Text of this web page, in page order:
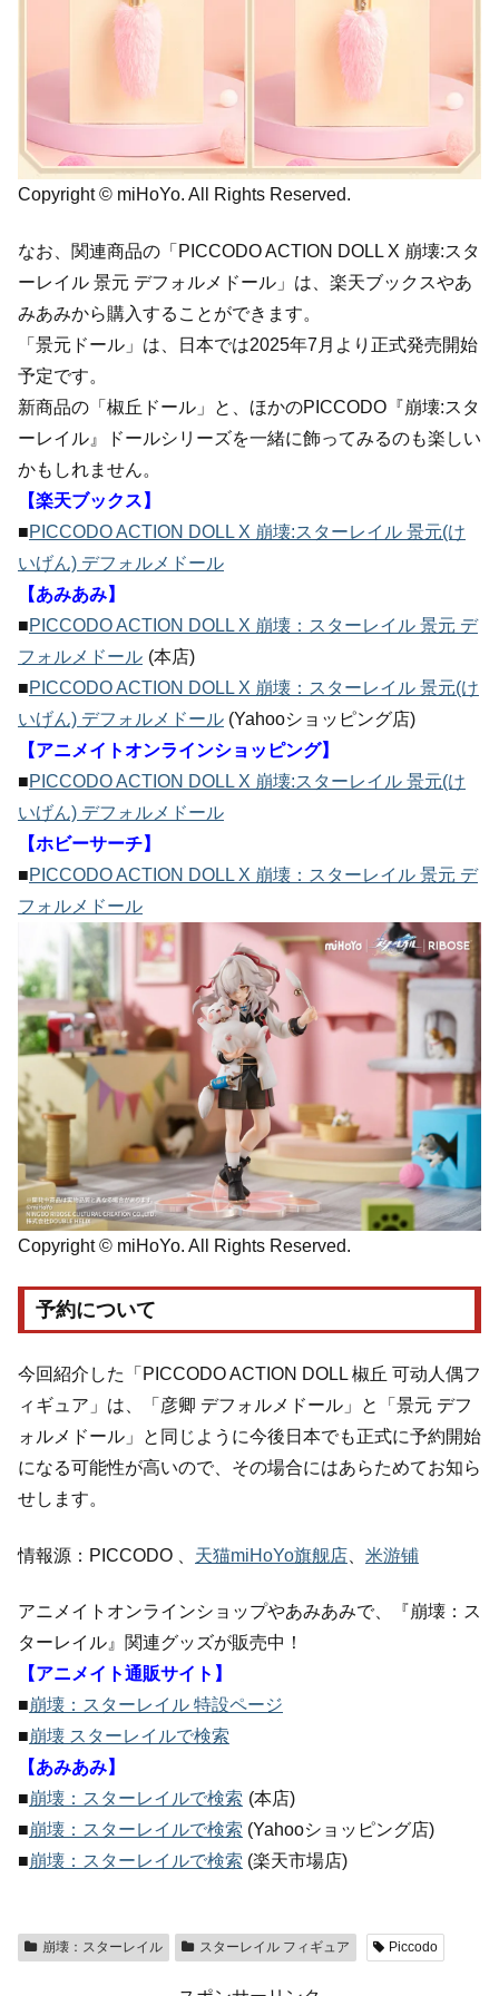
Copyright © miHoYo. All Rights Reserved.
なお、関連商品の「PICCODO ACTION DOLL X 崩壊:スタ
ーレイル 景元 デフォルメドール」は、楽天ブックスやあ
みあみから購入することができます。
「景元ドール」は、日本では2025年7月より正式発売開始
予定です。
新商品の「椒丘ドール」と、ほかのPICCODO『崩壊:スタ
ーレイル』ドールシリーズを一緒に飾ってみるのも楽しい
かもしれません。
【楽天ブックス】
■PICCODO ACTION DOLL X 崩壊:スターレイル 景元(け
いげん) デフォルメドール
【あみあみ】
■PICCODO ACTION DOLL X 崩壊：スターレイル 景元 デ
フォルメドール (本店)
■PICCODO ACTION DOLL X 崩壊：スターレイル 景元(け
いげん) デフォルメドール (Yahooショッピング店)
【アニメイトオンラインショッピング】
■PICCODO ACTION DOLL X 崩壊:スターレイル 景元(け
いげん) デフォルメドール
【ホビーサーチ】
■PICCODO ACTION DOLL X 崩壊：スターレイル 景元 デ
フォルメドール
Copyright © miHoYo. All Rights Reserved.
予約について
今回紹介した「PICCODO ACTION DOLL 椒丘 可动人偶フ
ィギュア」は、「彦卿 デフォルメドール」と「景元 デフ
ォルメドール」と同じように今後日本でも正式に予約開始
になる可能性が高いので、その場合にはあらためてお知ら
せします。
情報源：PICCODO 、 天猫miHoYo旗舰店 米游铺
アニメイトオンラインショップやあみあみで、『崩壊：ス
ターレイル』関連グッズが販売中！
【アニメイト通販サイト】
■崩壊：スターレイル 特設ページ
■崩壊 スターレイルで検索
【あみあみ】
■崩壊：スターレイルで検索 (本店)
■崩壊：スターレイルで検索 (Yahooショッピング店)
■崩壊：スターレイルで検索 (楽天市場店)
崩壊：スターレイル スターレイル フィギュア Piccodo